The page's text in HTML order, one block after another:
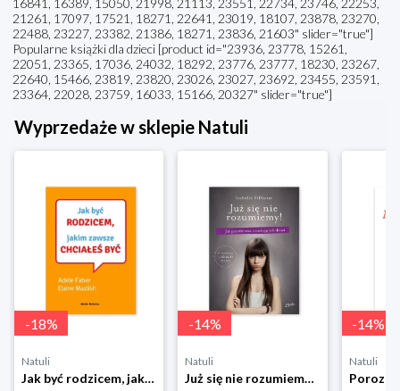
16841, 16389, 15050, 21998, 21113, 23551, 22734, 23746, 22253,
21261, 17097, 17521, 18271, 22641, 23019, 18107, 23878, 23270,
22488, 23227, 23382, 21386, 18271, 23836, 21603" slider="true"]
Popularne książki dla dzieci [product id="23936, 23778, 15261,
22051, 23365, 17036, 24032, 18292, 23776, 23777, 18230, 23267,
22640, 15466, 23819, 23820, 23026, 23027, 23692, 23455, 23591,
23364, 22028, 23759, 16033, 15166, 20327" slider="true"]
Wyprzedaże w sklepie Natuli
-18%
Natuli
Jak być rodzicem, jakim zawsze chciałeś być Media rodzina
-14%
Natuli
Już się nie rozumiemy! Jak przeżyć czas trzaskających drzwi Esprit
-14%
Natuli